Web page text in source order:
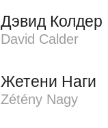
Дэвид Колдер
David Calder
Жетени Наги
Zétény Nagy